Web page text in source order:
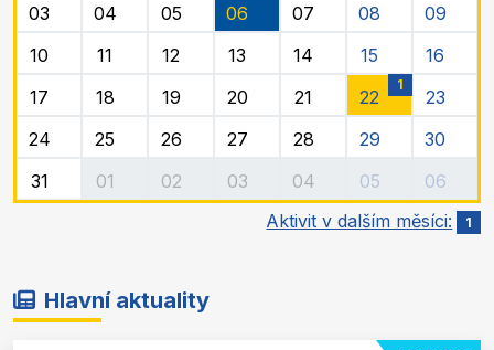
03
04 05 06 07 08
09
10
11 12 13 14 15
16
17
18 19 20 21 22
1
23
24
25 26 27 28 29
30
31
01 02 03 04 05
06
Aktivit v dalším měsíci:
1
Hlavní aktuality